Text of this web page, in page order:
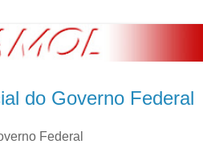
do Governo Federal
Federal